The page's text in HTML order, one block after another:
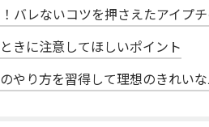
バレないコツを押さえたアイプ
きに注意してほしいポイント
やり方を習得して理想のきれい